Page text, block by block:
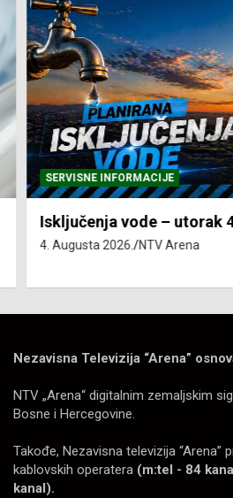
SERVISNE INFORMACIJE
Isključenja vode – utorak
4. Augusta 2026. NTV Arena
Nezavisna Televizija “Arena”
NTV „Arena“ digitalnim zemaljskim
Bosne i Hercegovine.
Takođe, Nezavisna televizija “Arena”
kablovskih operatera (m:tel - 84
kanal).